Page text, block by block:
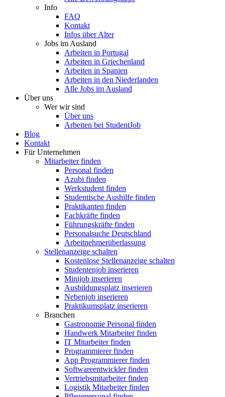
Info
FAQ
Kontakt
Infos über Alter
Jobs im Ausland
Arbeiten in Portugal
Arbeiten in Griechenland
Arbeiten in Spanien
Arbeiten in den Niederlanden
Alle Jobs im Ausland
Über uns
Wer wir sind
Über uns
Arbeiten bei StudentJob
Blog
Kontakt
Für Unternehmen
Mitarbeiter finden
Personal finden
Azubi finden
Werkstudent finden
Studentische Aushilfe finden
Praktikanten finden
Fachkräfte finden
Führungskräfte finden
Personalsuche Deutschland
Arbeitnehmerüberlassung
Stellenanzeige schalten
Kostenlose Stellenanzeige schalten
Studentenjob inserieren
Minijob inserieren
Ausbildungsplatz inserieren
Nebenjob inserieren
Praktikumsplatz inserieren
Branchen
Gastronomie Personal finden
Handwerk Mitarbeiter finden
IT Mitarbeiter finden
Programmierer finden
App Programmierer finden
Softwareentwickler finden
Vertriebsmitarbeiter finden
Logistik Mitarbeiter finden